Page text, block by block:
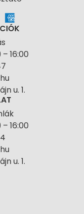
16:00
u. 1.
16:00
u. 1.